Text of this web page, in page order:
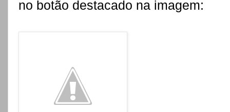
no botão destacado na imagem: